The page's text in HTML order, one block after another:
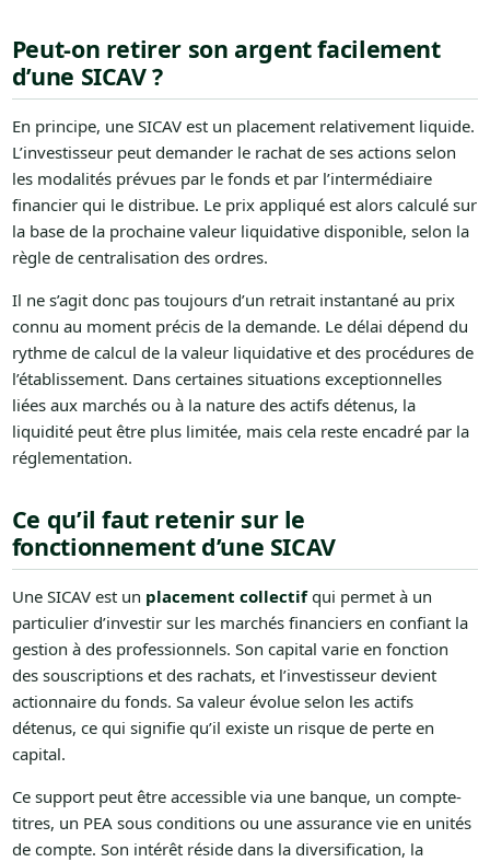
Peut-on retirer son argent facilement
d’une SICAV ?
En principe, une SICAV est un placement relativement liquide.
L’investisseur peut demander le rachat de ses actions selon
les modalités prévues par le fonds et par l’intermédiaire
financier qui le distribue. Le prix appliqué est alors calculé sur
la base de la prochaine valeur liquidative disponible, selon la
règle de centralisation des ordres.
Il ne s’agit donc pas toujours d’un retrait instantané au prix
connu au moment précis de la demande. Le délai dépend du
rythme de calcul de la valeur liquidative et des procédures de
l’établissement. Dans certaines situations exceptionnelles
liées aux marchés ou à la nature des actifs détenus, la
liquidité peut être plus limitée, mais cela reste encadré par la
réglementation.
Ce qu’il faut retenir sur le
fonctionnement d’une SICAV
Une SICAV est un placement collectifqui permet à un
particulier d’investir sur les marchés financiers en confiant la
gestion à des professionnels. Son capital varie en fonction
des souscriptions et des rachats, et l’investisseur devient
actionnaire du fonds. Sa valeur évolue selon les actifs
détenus, ce qui signifie qu’il existe un risque de perte en
capital.
Ce support peut être accessible via une banque, un compte-
titres, un PEA sous conditions ou une assurance vie en unités
de compte. Son intérêt réside dans la diversification, la